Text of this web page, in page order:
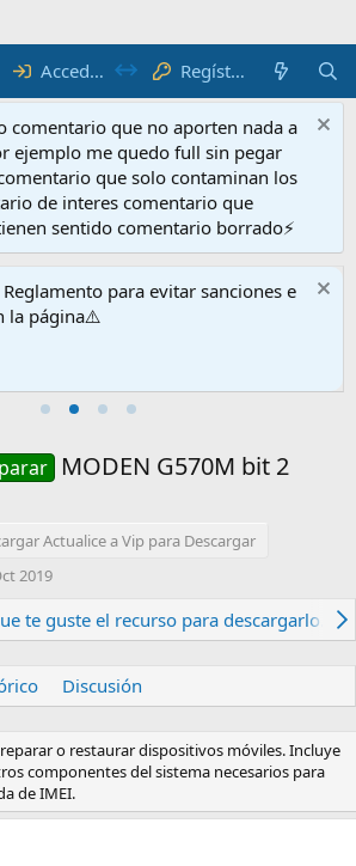
Acceder Regístrate
comentario que no aporten nada a
ejemplo me quedo full sin pegar
que solo contaminan los
de interes comentario que
sentido comentario borrado⚡
para evitar sanciones e
la página⚠️
MODEN G570M bit 2
Actualice a Vip para Descargar
2019
te guste el recurso para descargarlo.
Discusión
o restaurar dispositivos móviles. Incluye
componentes del sistema necesarios para
de IMEI.